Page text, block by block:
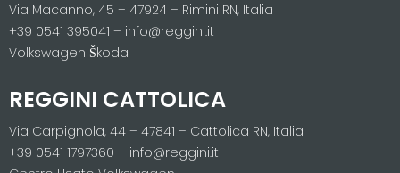
Via Macanno, 45 – 47924 – Rimini RN, Italia
+39 0541 395041 – info@reggini.it
Volkswagen Škoda
REGGINI CATTOLICA
Via Carpignola, 44 – 47841 – Cattolica RN, Italia
+39 0541 1797360 – info@reggini.it